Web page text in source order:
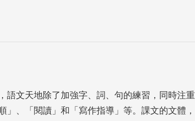
語文天地除了加強字、詞、句的練習，同時注重
、「閱讀」和「寫作指導」等。課文的文體，